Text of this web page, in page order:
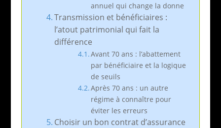
annuel qui change la donne
Transmission et bénéficiaires :
l’atout patrimonial qui fait la
différence
Avant 70 ans : l’abattement
par bénéficiaire et la logique
de seuils
Après 70 ans : un autre
régime à connaître pour
éviter les erreurs
Choisir un bon contrat d’assurance